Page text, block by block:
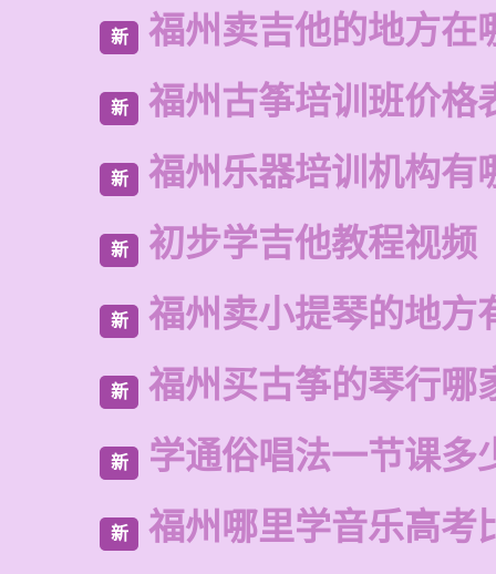
新 福州卖吉他的地方在
新 福州古筝培训班价格
新 福州乐器培训机构有
新 初步学吉他教程视频
新 福州卖小提琴的地方
新 福州买古筝的琴行哪
新 学通俗唱法一节课多
新 福州哪里学音乐高考